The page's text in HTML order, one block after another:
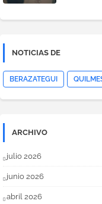
NOTICIAS DE
BERAZATEGUI
ARCHIVO
julio 2026
junio 2026
abril 2026